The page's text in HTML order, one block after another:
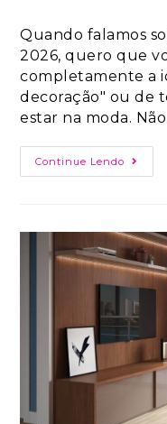
Quando falamos
2026, quero que
completamente a
decoração" ou de
estar na moda.
Continue Lendo